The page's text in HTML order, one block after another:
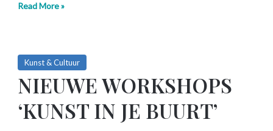
Read More »
Kunst & Cultuur
NIEUWE WORKSHOPS
‘KUNST IN JE BUURT’